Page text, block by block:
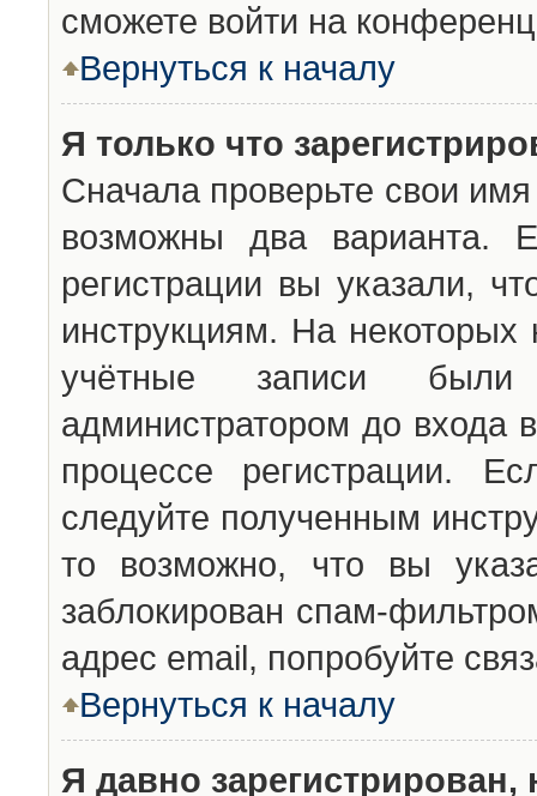
сможете войти на
Вернуться к началу
Я только что
Сначала проверьте свои
возможны два варианта.
регистрации вы указали,
инструкциям. На
учётные записи были
администратором до входа
процессе регистрации.
следуйте полученным
то возможно, что вы
заблокирован спам-
адрес email, попробуйте
Вернуться к началу
Я давно